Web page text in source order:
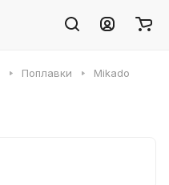
Поплавки Mikado